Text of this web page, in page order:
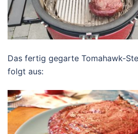
Das fertig gegarte Tomahawk-
folgt aus: